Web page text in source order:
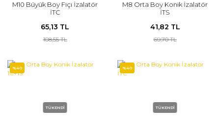
M10 Büyük Boy Fıçı İzalatör
İTC
65,13 TL
108,55 TL
M8 Orta Boy Konik İzalatör
İTS
41,82 TL
69,70 TL
%40
TÜKENDİ
%40
TÜKENDİ